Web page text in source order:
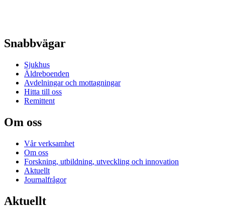
Snabbvägar
Sjukhus
Äldreboenden
Avdelningar och mottagningar
Hitta till oss
Remittent
Om oss
Vår verksamhet
Om oss
Forskning, utbildning, utveckling och innovation
Aktuellt
Journalfrågor
Aktuellt